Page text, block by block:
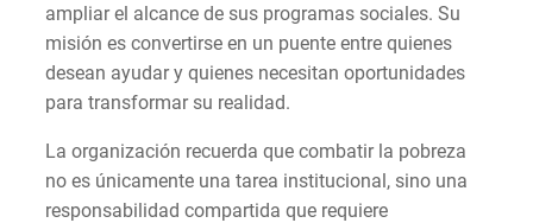
ampliar el alcance de sus programas sociales. Su
misión es convertirse en un puente entre quienes
desean ayudar y quienes necesitan oportunidades
para transformar su realidad.
La organización recuerda que combatir la pobreza
no es únicamente una tarea institucional, sino una
responsabilidad compartida que requiere